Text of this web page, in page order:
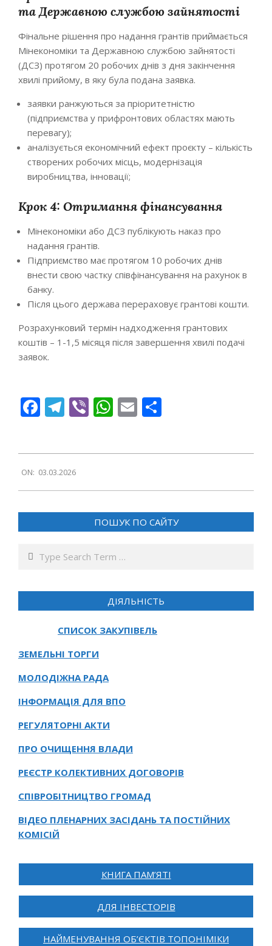
та Державною службою зайнятості
Фінальне рішення про надання грантів приймається
Мінекономіки та Державною службою зайнятості
(ДСЗ) протягом 20 робочих днів з дня закінчення
хвилі прийому, в яку була подана заявка.
заявки ранжуються за пріоритетністю
(підприємства у прифронтових областях мають
перевагу);
аналізується економічний ефект проєкту – кількість
створених робочих місць, модернізація
виробництва, інновації;
Крок 4: Отримання фінансування
Мінекономіки або ДСЗ публікують наказ про
надання грантів.
Підприємство має протягом 10 робочих днів
внести свою частку співфінансування на рахунок в
банку.
Після цього держава перераховує грантові кошти.
Розрахунковий термін надходження грантових
коштів – 1-1,5 місяця після завершення хвилі подачі
заявок​.
Facebook
Telegram
ViberWhatsApp
Email
03-
03
ON: 03.03.2026
ПОШУК ПО САЙТУ
Search
ДІЯЛЬНІСТЬ
СПИСОК ЗАКУПІВЕЛЬ
ЗЕМЕЛЬНІ ТОРГИ
МОЛОДІЖНА РАДА
ІНФОРМАЦІЯ ДЛЯ ВПО
РЕГУЛЯТОРНІ АКТИ
ПРО ОЧИЩЕННЯ ВЛАДИ
РЕЄСТР КОЛЕКТИВНИХ ДОГОВОРІВ
СПІВРОБІТНИЦТВО ГРОМАД
ВІДЕО ПЛЕНАРНИХ ЗАСІДАНЬ ТА ПОСТІЙНИХ
КОМІСІЙ
КНИГА ПАМ’ЯТІ
ДЛЯ ІНВЕСТОРІВ
НАЙМЕНУВАННЯ ОБ’ЄКТІВ ТОПОНІМІКИ